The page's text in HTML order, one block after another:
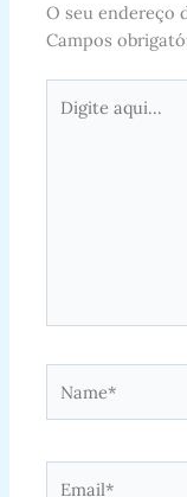
O seu endereço
Campos
aqui...